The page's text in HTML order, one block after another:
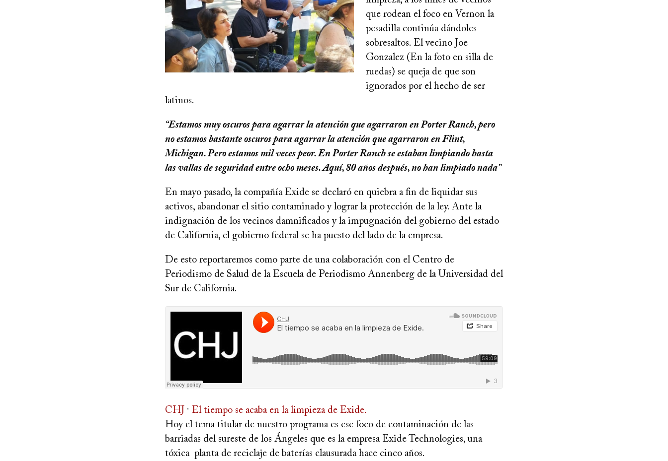
que rodean el foco en Vernon la
pesadilla continúa dándoles
sobresaltos. El vecino Joe
Gonzalez (En la foto en silla de
ruedas) se queja de que son
ignorados por el hecho de ser
latinos.
“Estamos muy oscuros para agarrar la atención que agarraron en Porter Ranch, pero
no estamos bastante oscuros para agarrar la atención que agarraron en Flint,
Michigan. Pero estamos mil veces peor. En Porter Ranch se estaban limpiando hasta
las vallas de seguridad entre ocho meses. Aquí, 80 años después, no han limpiado nada”
En mayo pasado, la compañía Exide se declaró en quiebra a fin de liquidar sus
activos, abandonar el sitio contaminado y lograr la protección de la ley. Ante la
indignación de los vecinos damnificados y la impugnación del gobierno del estado
de California, el gobierno federal se ha puesto del lado de la empresa.
De esto reportaremos como parte de una colaboración con el Centro de
Periodismo de Salud de la Escuela de Periodismo Annenberg de la Universidad del
Sur de California.
CHJ · El tiempo se acaba en la limpieza de Exide.
Hoy el tema titular de nuestro programa es ese foco de contaminación de las
barriadas del sureste de los Ángeles que es la empresa Exide Technologies, una
tóxica planta de reciclaje de baterías clausurada hace cinco años.